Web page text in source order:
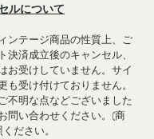
ルについて
ンテージ商品の性質上、ご
決済成立後のキャンセル、
お受けしていません。サイ
も受け付けておりません。
不明な点などございました
問い合わせください。(商
ださい。